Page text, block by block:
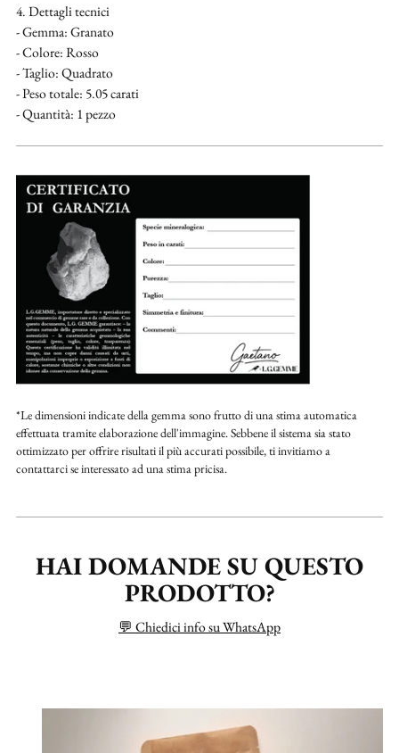
4. Dettagli tecnici
- Gemma: Granato
- Colore: Rosso
- Taglio: Quadrato
- Peso totale: 5.05 carati
- Quantità: 1 pezzo
*Le dimensioni indicate della gemma sono frutto di una stima automatica
effettuata tramite elaborazione dell'immagine. Sebbene il sistema sia stato
ottimizzato per offrire risultati il più accurati possibile, ti invitiamo a
contattarci se interessato ad una stima pricisa.
HAI DOMANDE SU QUESTO
PRODOTTO?
💬 Chiedici info su WhatsApp